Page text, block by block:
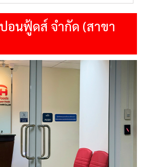
อนฟู้ดส์ จำกัด (สาขา